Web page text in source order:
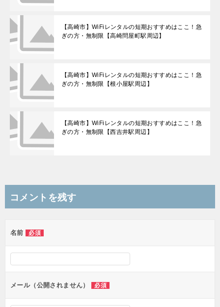
【高崎市】WiFiレンタルの短期おすすめはここ！急
ぎの方・無制限【高崎問屋町駅周辺】
【高崎市】WiFiレンタルの短期おすすめはここ！急
ぎの方・無制限【根小屋駅周辺】
【高崎市】WiFiレンタルの短期おすすめはここ！急
ぎの方・無制限【西吉井駅周辺】
コメントを残す
名前 必須
メール（公開されません） 必須